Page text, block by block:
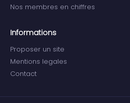
Nos membres en chiffres
Informations
Proposer un site
Mentions legales
Contact